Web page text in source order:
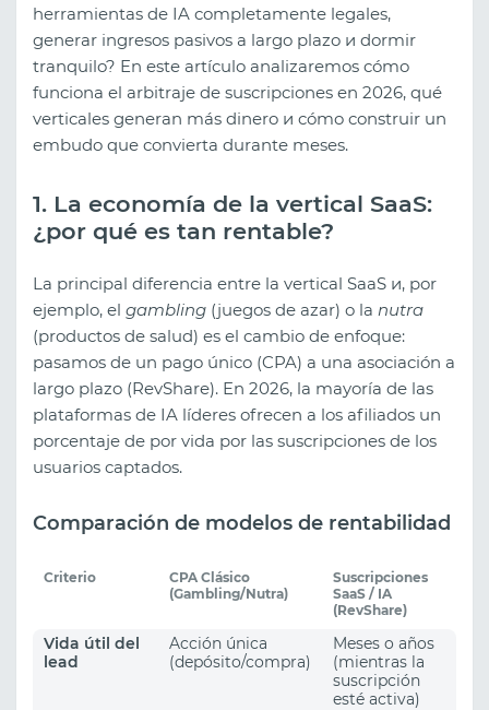
herramientas de IA completamente legales,
generar ingresos pasivos a largo plazo и dormir
tranquilo? En este artículo analizaremos cómo
funciona el arbitraje de suscripciones en 2026, qué
verticales generan más dinero и cómo construir un
embudo que convierta durante meses.
1. La economía de la vertical SaaS:
¿por qué es tan rentable?
La principal diferencia entre la vertical SaaS и, por
ejemplo, el gambling (juegos de azar) o la nutra
(productos de salud) es el cambio de enfoque:
pasamos de un pago único (CPA) a una asociación a
largo plazo (RevShare). En 2026, la mayoría de las
plataformas de IA líderes ofrecen a los afiliados un
porcentaje de por vida por las suscripciones de los
usuarios captados.
Comparación de modelos de rentabilidad
Criterio
CPA Clásico
(Gambling/Nutra)
Suscripciones
SaaS / IA
(RevShare)
Vida útil del
lead
Acción única
(depósito/compra)
Meses o años
(mientras la
suscripción
esté activa)